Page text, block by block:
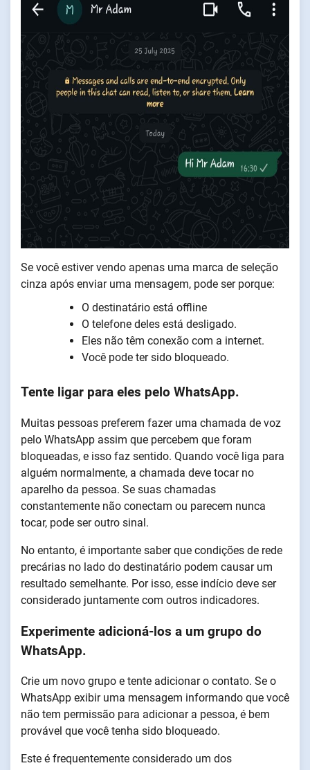
Se você estiver vendo apenas uma marca de seleção
cinza após enviar uma mensagem, pode ser porque:
O destinatário está offline
O telefone deles está desligado.
Eles não têm conexão com a internet.
Você pode ter sido bloqueado.
Tente ligar para eles pelo WhatsApp.
Muitas pessoas preferem fazer uma chamada de voz
pelo WhatsApp assim que percebem que foram
bloqueadas, e isso faz sentido. Quando você liga para
alguém normalmente, a chamada deve tocar no
aparelho da pessoa. Se suas chamadas
constantemente não conectam ou parecem nunca
tocar, pode ser outro sinal.
No entanto, é importante saber que condições de rede
precárias no lado do destinatário podem causar um
resultado semelhante. Por isso, esse indício deve ser
considerado juntamente com outros indicadores.
Experimente adicioná-los a um grupo do
WhatsApp.
Crie um novo grupo e tente adicionar o contato. Se o
WhatsApp exibir uma mensagem informando que você
não tem permissão para adicionar a pessoa, é bem
provável que você tenha sido bloqueado.
Este é frequentemente considerado um dos